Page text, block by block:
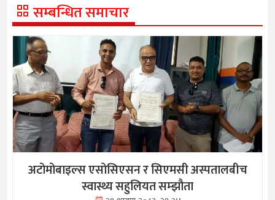
सम्बन्धित समाचार
अटोमोबाइल्स एसोसिएसन र सिएमसी अस्पतालबीच
स्वास्थ्य सहुलियत सम्झौता